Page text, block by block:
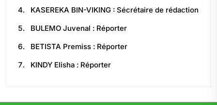
KASEREKA BIN-VIKING : Sécrétaire de rédaction
BULEMO Juvenal : Réporter
BETISTA Premiss : Réporter
KINDY Elisha : Réporter